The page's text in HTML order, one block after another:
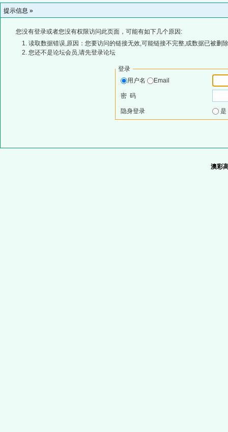
提示信息 »
您没有登录或者您没有权限访问此页面，可能有如下几个原因:
读取数据错误,原因：您要访问的链接无效,可能链接不完整,或数据已被删
您还不是论坛会员,请先登录论坛
登录
用户名
Email
密 码
隐身登录
澳彩